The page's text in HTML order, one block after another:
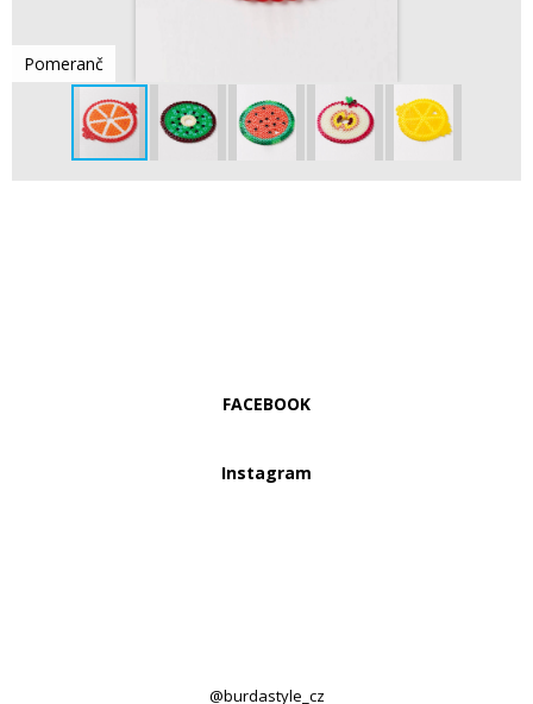
Pomeranč
FACEBOOK
Instagram
@burdastyle_cz